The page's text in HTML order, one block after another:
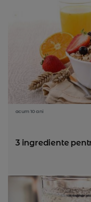
acum 10 ani
3 ingrediente